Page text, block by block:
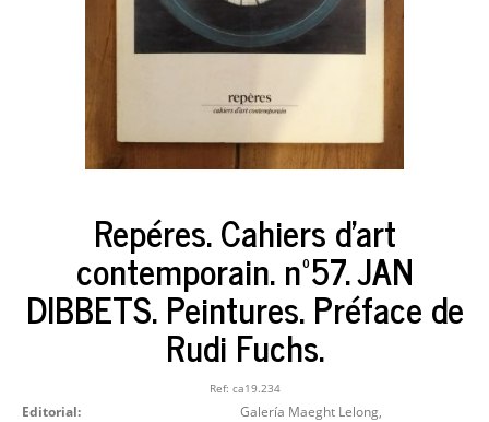
Repéres. Cahiers d'art
contemporain. nº57. JAN
DIBBETS. Peintures. Préface de
Rudi Fuchs.
Ref: ca19.234
Editorial:
Galería Maeght Lelong,